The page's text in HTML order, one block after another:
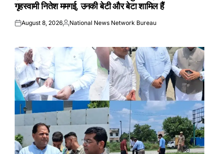
गृहस्वामी नितेश ममगई, उनकी बेटी और बेटा शामिल हैं
Posted
August 8, 2026Posted
National News Network Bureau